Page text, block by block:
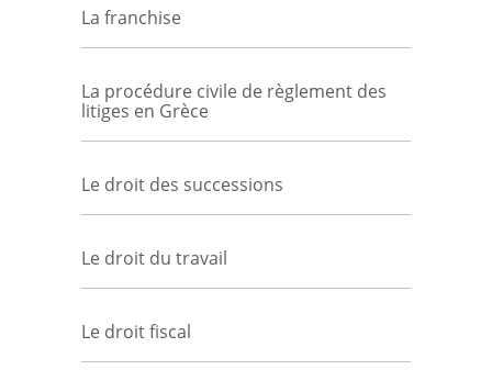
La franchise
La procédure civile de règlement des
litiges en Grèce
Le droit des successions
Le droit du travail
Le droit fiscal